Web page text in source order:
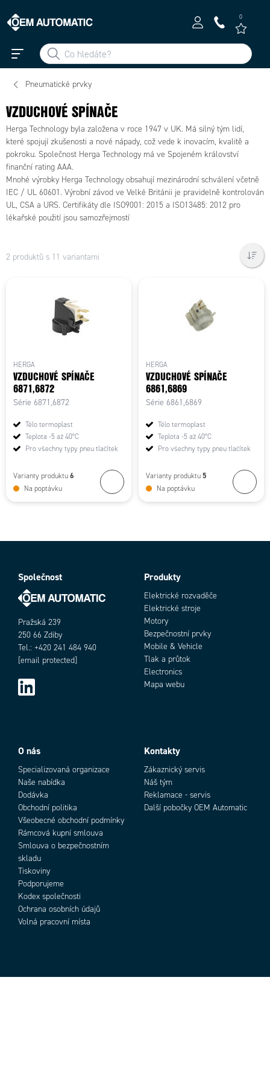
0
Pneumatické prvky
VZDUCHOVÉ SPÍNAČE
Herga Technology byla založena v roce 1947 v UK. Má silný tým lidí,
které spojují zkušenosti a nové nápady, což vede k inovacím, kvalitě a
pokroku. Společnost Herga Technology má ve Spojeném království
finanční rating AAA.
Mnohé výrobky Herga Technology obsahují mezinárodní schválení včetně
IEC / UL 60601. Výrobní závod ve Velké Británii je pravidelně kontrolován
UL, CSA a URS. Certifikáty dle ISO9001: 2015 a ISO13485: 2012 pro
lékařské použití jsou samozřejmostí
2 produktů s 11 variantami
HERGA
VZDUCHOVÉ SPÍNAČE
6871,6872
Série 6871,6872
Tělo termoplast
Teplota -5 až 40°C
Pro všechny typy pneu tlačítek
Varianty produktu 6
Na poptávku
HERGA
VZDUCHOVÉ SPÍNAČE
6861,6869
Série 6861,6869
Tělo termoplast
Teplota -5 až 40°C
Pro všechny typy pneu tlačítek
Varianty produktu 5
Na poptávku
Společnost
Pražská 239
250 66 Zdiby
Tel.: +420 241 484 940
[email protected]
Produkty
Elektrické rozvaděče
Elektrické stroje
Motory
Bezpečnostní prvky
Mobile & Vehicle
Tlak a průtok
Electronics
Mapa webu
O nás
Specializovaná organizace
Naše nabídka
Dodávka
Obchodní politika
Všeobecné obchodní podmínky
Rámcová kupní smlouva
Smlouva o bezpečnostním
skladu
Tiskoviny
Podporujeme
Kodex společnosti
Ochrana osobních údajů
Volná pracovní místa
Kontakty
Zákaznický servis
Náš tým
Reklamace - servis
Další pobočky OEM Automatic